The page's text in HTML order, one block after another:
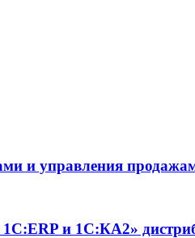
и управления
и 1С:КА2»